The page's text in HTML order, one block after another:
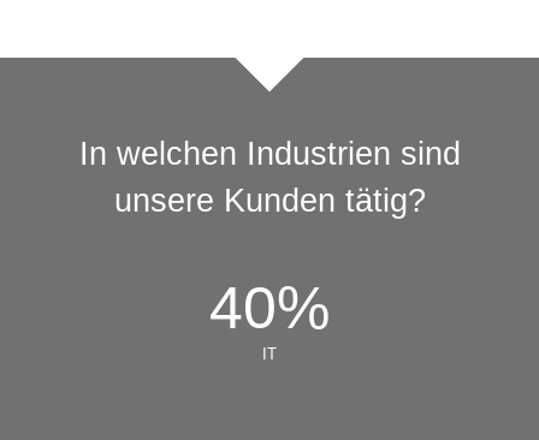
In welchen Industrien sind
unsere Kunden tätig?
40%
IT